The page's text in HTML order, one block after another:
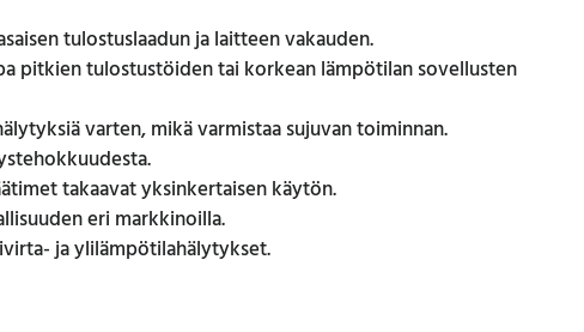
tulostuslaadun ja laitteen vakauden.
pitkien tulostustöiden tai korkean lämpötilan sovellusten
varten, mikä varmistaa sujuvan toiminnan.
takaavat yksinkertaisen käytön.
eri markkinoilla.
ja ylilämpötilahälytykset.